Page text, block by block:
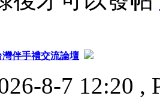
灣伴手禮交流論壇
8-7 12:20 ,